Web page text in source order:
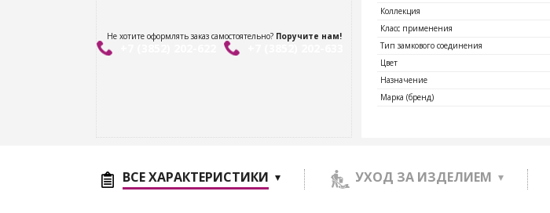
Не хотите оформлять заказ самостоятельно? Поручите нам!
Коллекция
Класс применения
Тип замкового соединения
Цвет
Назначение
Марка (бренд)
ВСЕ ХАРАКТЕРИСТИКИ УХОД ЗА ИЗДЕЛИЕМ